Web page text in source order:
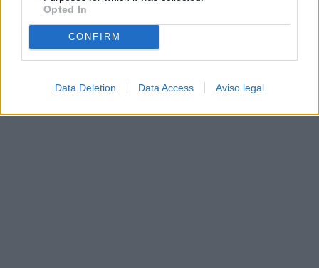
Opted In
CONFIRM
Data Deletion Data Access Aviso legal